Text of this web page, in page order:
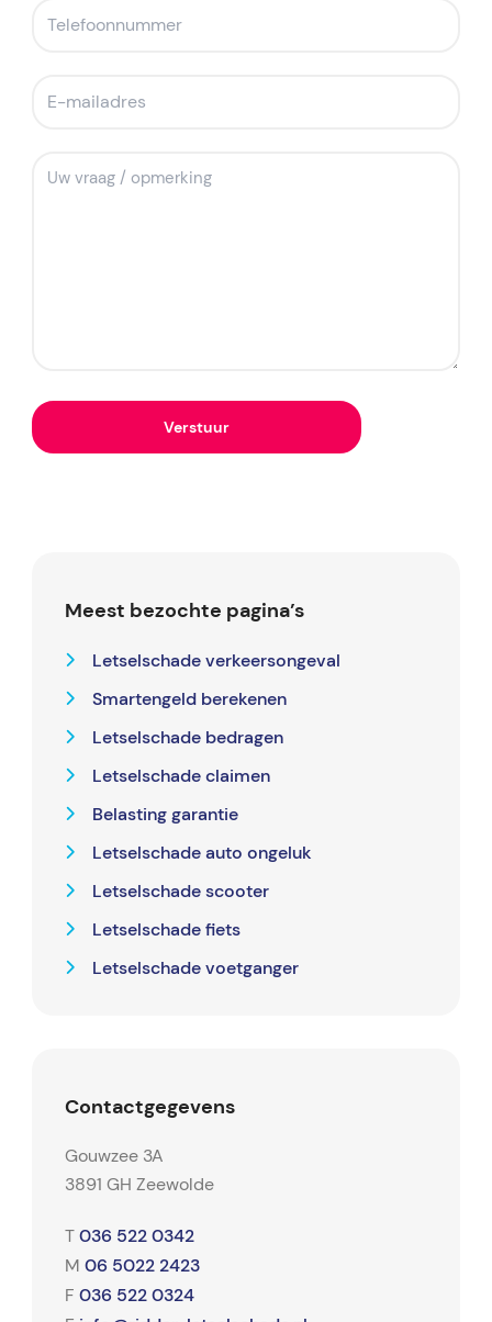
Meest bezochte pagina’s
Letselschade verkeersongeval
Smartengeld berekenen
Letselschade bedragen
Letselschade claimen
Belasting garantie
Letselschade auto ongeluk
Letselschade scooter
Letselschade fiets
Letselschade voetganger
Contactgegevens
Gouwzee 3A
3891 GH Zeewolde
T 036 522 0342
M 06 5022 2423
F 036 522 0324